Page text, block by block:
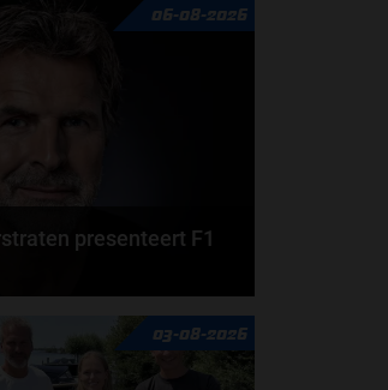
06-08-2026
presenteert F1
Visser en Frans
in de nieuwe F1 aan Tafel.
03-08-2026